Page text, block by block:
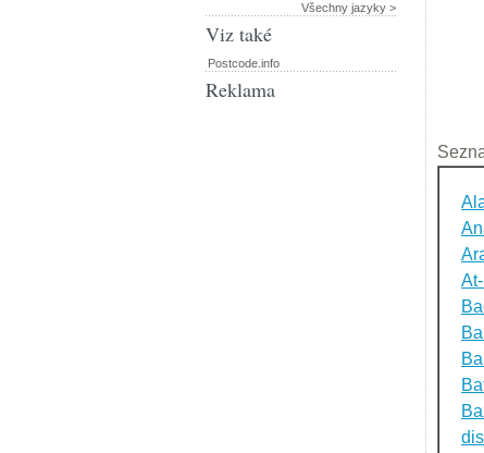
Všechny jazyky >
Viz také
Postcode.info
Reklama